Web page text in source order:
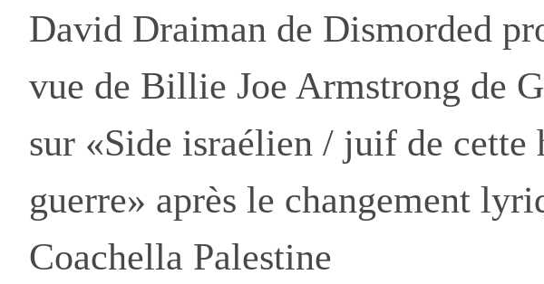
David Draiman de Dismorded
vue de Billie Joe Armstrong de
sur «Side israélien / juif de cette
guerre» après le changement
Coachella Palestine